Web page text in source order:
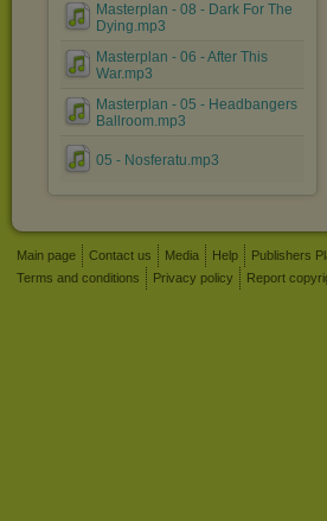
Masterplan - 08 - Dark For The
Dying.mp3
Masterplan - 06 - After This
War.mp3
Masterplan - 05 - Headbangers
Ballroom.mp3
05 - Nosferatu.mp3
Main page Contact us Media Help
Publishers
Terms and conditions
Privacy policy Report